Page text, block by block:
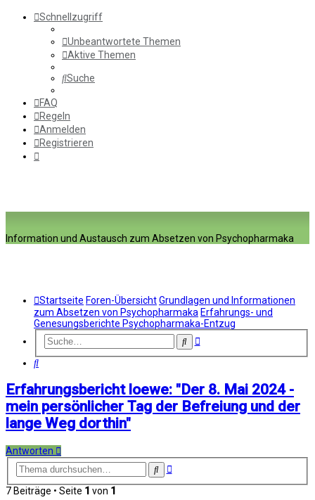
Schnellzugriff
Unbeantwortete Themen
Aktive Themen
Suche
FAQ
Regeln
Anmelden
Registrieren
Information und Austausch zum Absetzen von Psychopharmaka
Startseite Foren-ÜbersichtGrundlagen und Informationen
zum Absetzen von Psychopharmaka Erfahrungs- und
Genesungsberichte Psychopharmaka-Entzug
SucheErweiterte
Suche
Erfahrungsbericht loewe: "Der 8. Mai 2024 -
mein persönlicher Tag der Befreiung und der
lange Weg dorthin"
Antworten
SucheErweiterte
7 Beiträge • Seite 1 von 1